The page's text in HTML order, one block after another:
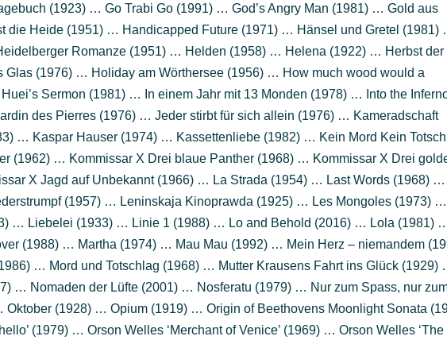
(1923) … Go Trabi Go (1991) … God’s Angry Man (1981) … Gold aus
die Heide (1951) … Handicapped Future (1971) … Hänsel und Gretel (1981)
Romanze (1951) … Helden (1958) … Helena (1922) … Herbst der
Glas (1976) … Holiday am Wörthersee (1956) … How much wood would a
Sermon (1981) … In einem Jahr mit 13 Monden (1978) … Into the
des Pierres (1976) … Jeder stirbt für sich allein (1976) … Kameradschaft
… Kaspar Hauser (1974) … Kassettenliebe (1982) … Kein Mord Kein
(1962) … Kommissar X Drei blaue Panther (1968) … Kommissar X Drei
X Jagd auf Unbekannt (1966) … La Strada (1954) … Last Words (1968) …
(1957) … Leninskaja Kinoprawda (1925) … Les Mongoles (1973) …
… Liebelei (1933) … Linie 1 (1988) … Lo and Behold (2016) … Lola (1981)
(1988) … Martha (1974) … Mau Mau (1992) … Mein Herz – niemandem
… Mord und Totschlag (1968) … Mutter Krausens Fahrt ins Glück (1929)
… Nomaden der Lüfte (2001) … Nosferatu (1979) … Nur zum Spass, nur
(1928) … Opium (1919) … Origin of Beethovens Moonlight Sonata
(1979) … Orson Welles ‘Merchant of Venice’ (1969) … Orson Welles ‘The